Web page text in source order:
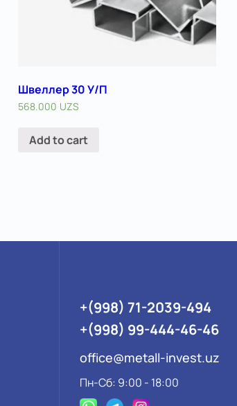
Швеллер 30 У/П
568.000 UZS
Add to cart
+(998) 71-2039-494
+(998) 99-444-46-46
office@metall-invest.uz
Пн-Сб: 9:00 - 18:00